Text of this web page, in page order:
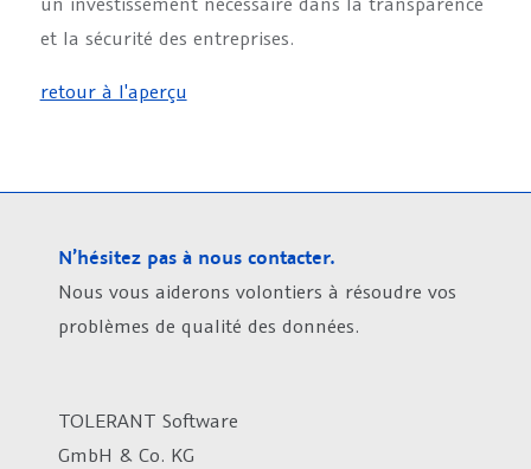
et la sécurité des entreprises.
retour à l'aperçu
N’hésitez pas à nous contacter.
Nous vous aiderons volontiers à résoudre vos
problèmes de qualité des données.
TOLERANT Software
GmbH & Co. KG